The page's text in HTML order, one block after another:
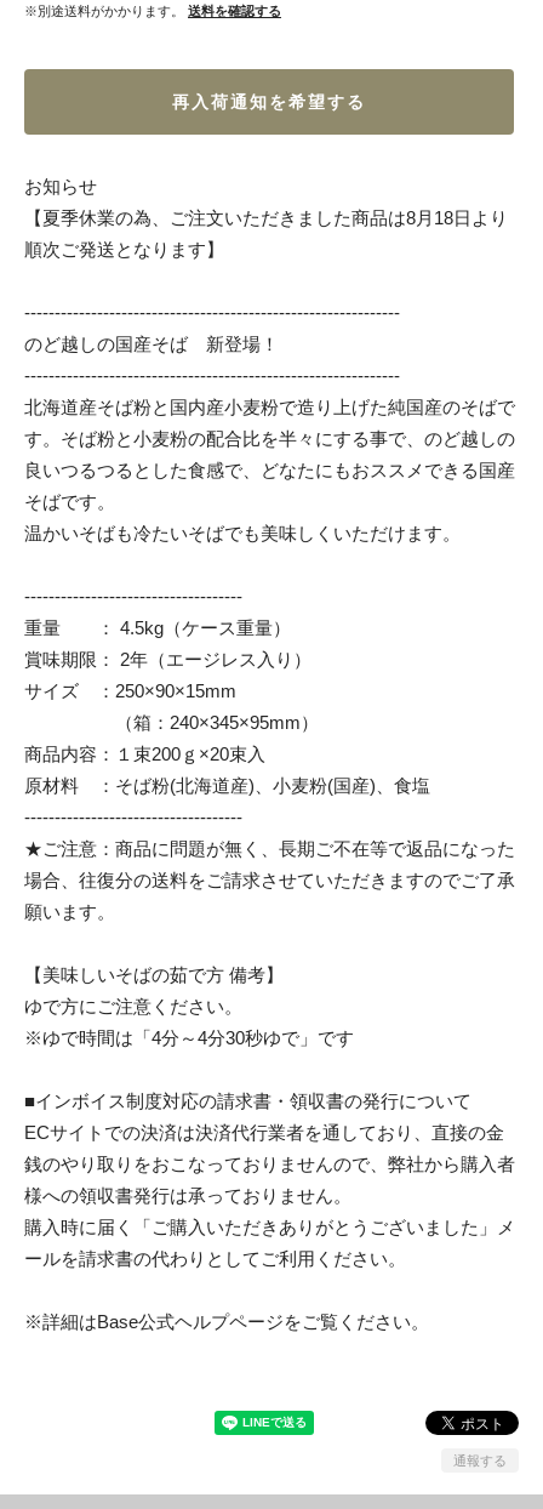
※別途送料がかかります。 送料を確認する
再入荷通知を希望する
お知らせ
【夏季休業の為、ご注文いただきました商品は8月18日より
順次ご発送となります】
--------------------------------------------------------------
のど越しの国産そば 新登場！
--------------------------------------------------------------
北海道産そば粉と国内産小麦粉で造り上げた純国産のそばで
す。そば粉と小麦粉の配合比を半々にする事で、のど越しの
良いつるつるとした食感で、どなたにもおススメできる国産
そばです。
温かいそばも冷たいそばでも美味しくいただけます。
------------------------------------
重量 ： 4.5kg（ケース重量）
賞味期限： 2年（エージレス入り）
サイズ ：250×90×15mm
（箱：240×345×95mm）
商品内容：１束200ｇ×20束入
原材料 ：そば粉(北海道産)、小麦粉(国産)、食塩
------------------------------------
★ご注意：商品に問題が無く、長期ご不在等で返品になった
場合、往復分の送料をご請求させていただきますのでご了承
願います。
【美味しいそばの茹で方 備考】
ゆで方にご注意ください。
※ゆで時間は「4分～4分30秒ゆで」です
■インボイス制度対応の請求書・領収書の発行について
ECサイトでの決済は決済代行業者を通しており、直接の金
銭のやり取りをおこなっておりませんので、弊社から購入者
様への領収書発行は承っておりません。
購入時に届く「ご購入いただきありがとうございました」メ
ールを請求書の代わりとしてご利用ください。
※詳細はBase公式ヘルプページをご覧ください。
通報する